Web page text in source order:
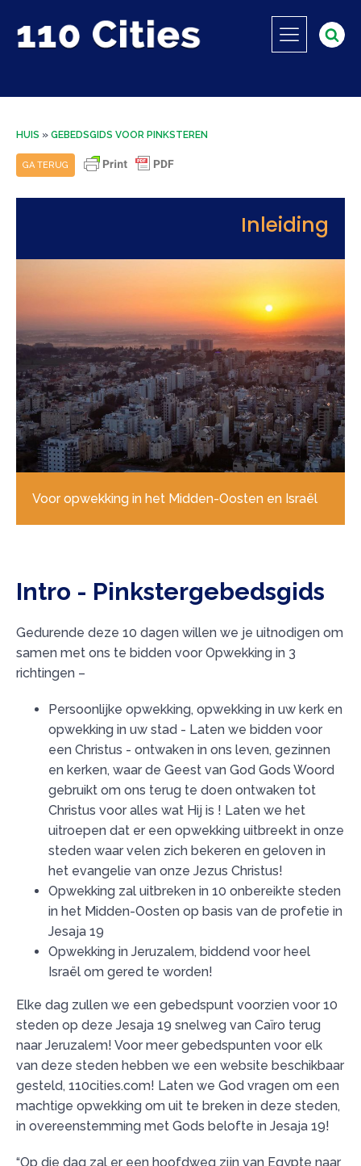
HUIS » GEBEDSGIDS VOOR PINKSTEREN
GA TERUG
Inleiding
Voor opwekking in het Midden-Oosten en Israël
Intro - Pinkstergebedsgids
Gedurende deze 10 dagen willen we je uitnodigen om
samen met ons te bidden voor Opwekking in 3
richtingen –
Persoonlijke opwekking, opwekking in uw kerk en
opwekking in uw stad - Laten we bidden voor
een Christus - ontwaken in ons leven, gezinnen
en kerken, waar de Geest van God Gods Woord
gebruikt om ons terug te doen ontwaken tot
Christus voor alles wat Hij is ! Laten we het
uitroepen dat er een opwekking uitbreekt in onze
steden waar velen zich bekeren en geloven in
het evangelie van onze Jezus Christus!
Opwekking zal uitbreken in 10 onbereikte steden
in het Midden-Oosten op basis van de profetie in
Jesaja 19
Opwekking in Jeruzalem, biddend voor heel
Israël om gered te worden!
Elke dag zullen we een gebedspunt voorzien voor 10
steden op deze Jesaja 19 snelweg van Caïro terug
naar Jeruzalem! Voor meer gebedspunten voor elk
van deze steden hebben we een website beschikbaar
gesteld, 110cities.com! Laten we God vragen om een
machtige opwekking om uit te breken in deze steden,
in overeenstemming met Gods belofte in Jesaja 19!
“Op die dag zal er een hoofdweg zijn van Egypte naar